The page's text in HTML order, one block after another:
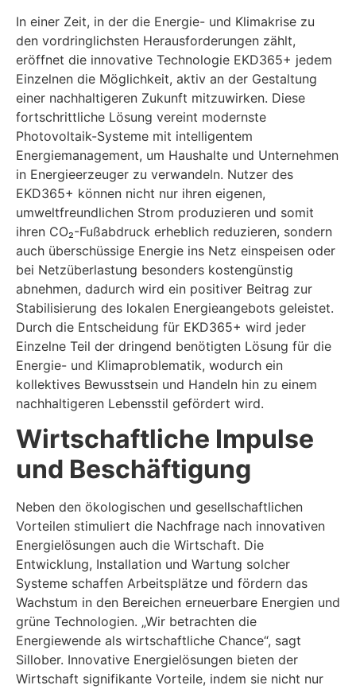
In einer Zeit, in der die Energie- und Klimakrise zu
den vordringlichsten Herausforderungen zählt,
eröffnet die innovative Technologie EKD365+ jedem
Einzelnen die Möglichkeit, aktiv an der Gestaltung
einer nachhaltigeren Zukunft mitzuwirken. Diese
fortschrittliche Lösung vereint modernste
Photovoltaik-Systeme mit intelligentem
Energiemanagement, um Haushalte und Unternehmen
in Energieerzeuger zu verwandeln. Nutzer des
EKD365+ können nicht nur ihren eigenen,
umweltfreundlichen Strom produzieren und somit
ihren CO₂-Fußabdruck erheblich reduzieren, sondern
auch überschüssige Energie ins Netz einspeisen oder
bei Netzüberlastung besonders kostengünstig
abnehmen, dadurch wird ein positiver Beitrag zur
Stabilisierung des lokalen Energieangebots geleistet.
Durch die Entscheidung für EKD365+ wird jeder
Einzelne Teil der dringend benötigten Lösung für die
Energie- und Klimaproblematik, wodurch ein
kollektives Bewusstsein und Handeln hin zu einem
nachhaltigeren Lebensstil gefördert wird.
Wirtschaftliche Impulse
und Beschäftigung
Neben den ökologischen und gesellschaftlichen
Vorteilen stimuliert die Nachfrage nach innovativen
Energielösungen auch die Wirtschaft. Die
Entwicklung, Installation und Wartung solcher
Systeme schaffen Arbeitsplätze und fördern das
Wachstum in den Bereichen erneuerbare Energien und
grüne Technologien. „Wir betrachten die
Energiewende als wirtschaftliche Chance“, sagt
Sillober. Innovative Energielösungen bieten der
Wirtschaft signifikante Vorteile, indem sie nicht nur